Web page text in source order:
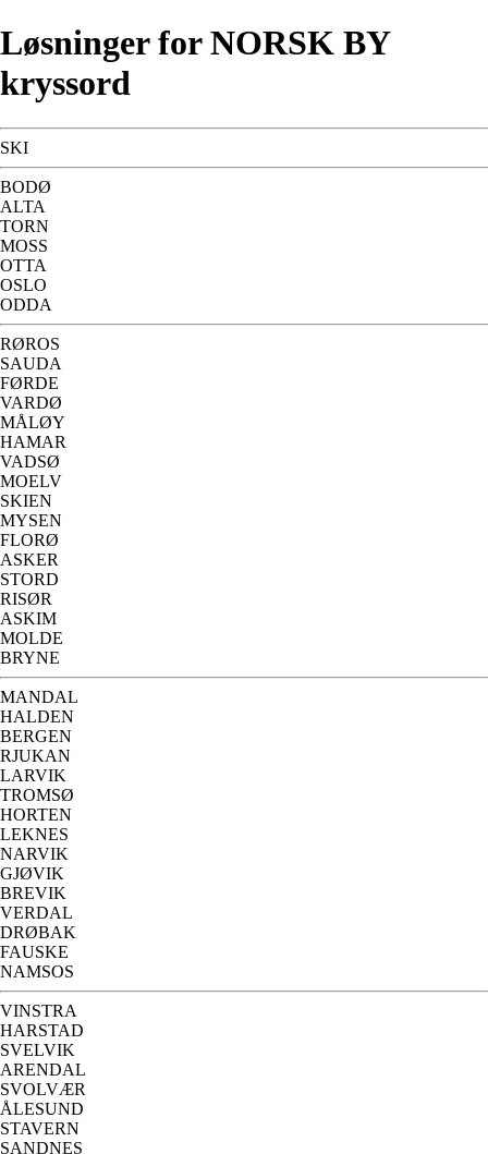
Løsninger for NORSK BY
kryssord
SKI
BODØ
ALTA
TORN
MOSS
OTTA
OSLO
ODDA
RØROS
SAUDA
FØRDE
VARDØ
MÅLØY
HAMAR
VADSØ
MOELV
SKIEN
MYSEN
FLORØ
ASKER
STORD
RISØR
ASKIM
MOLDE
BRYNE
MANDAL
HALDEN
BERGEN
RJUKAN
LARVIK
TROMSØ
HORTEN
LEKNES
NARVIK
GJØVIK
BREVIK
VERDAL
DRØBAK
FAUSKE
NAMSOS
VINSTRA
HARSTAD
SVELVIK
ARENDAL
SVOLVÆR
ÅLESUND
STAVERN
SANDNES